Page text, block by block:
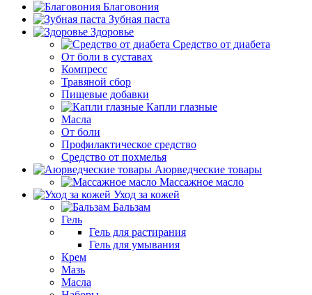
Благовония
Зубная паста
Здоровье
Средство от диабета
От боли в суставах
Компресс
Травяной сбор
Пищевые добавки
Капли глазные
Масла
От боли
Профилактическое средство
Средство от похмелья
Аюрведческие товары
Массажное масло
Уход за кожей
Бальзам
Гель
Гель для растирания
Гель для умывания
Крем
Мазь
Масла